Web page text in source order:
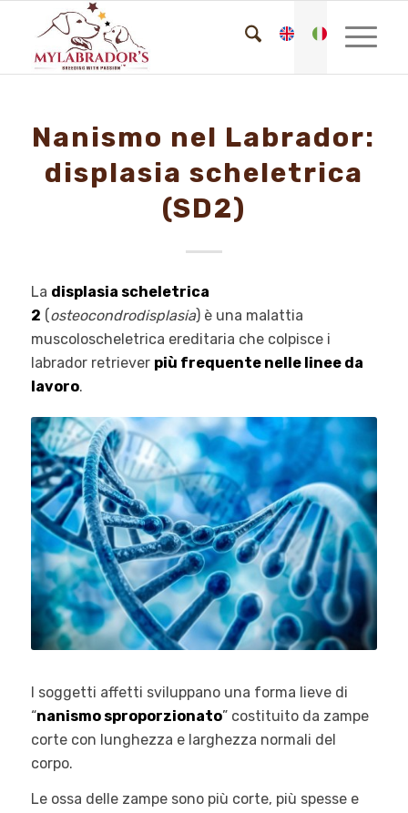
Nanismo nel Labrador:
displasia scheletrica
(SD2)
La displasia scheletrica
2 (osteocondrodisplasia) è una malattia
muscoloscheletrica ereditaria che colpisce i
labrador retriever più frequente nelle linee da
lavoro.
I soggetti affetti sviluppano una forma lieve di
“nanismo sproporzionato” costituito da zampe
corte con lunghezza e larghezza normali del
corpo.
Le ossa delle zampe sono più corte, più spesse e